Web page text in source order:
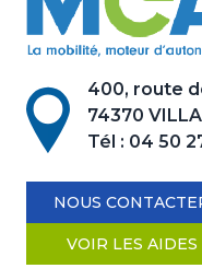
400, route
74370
Tél : 04 50
NOUS
VOIR LES AIDES